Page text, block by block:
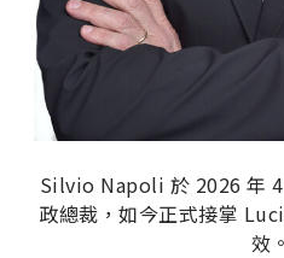
Silvio Napoli 於 2026 年
政總裁，如今正式接掌
效。